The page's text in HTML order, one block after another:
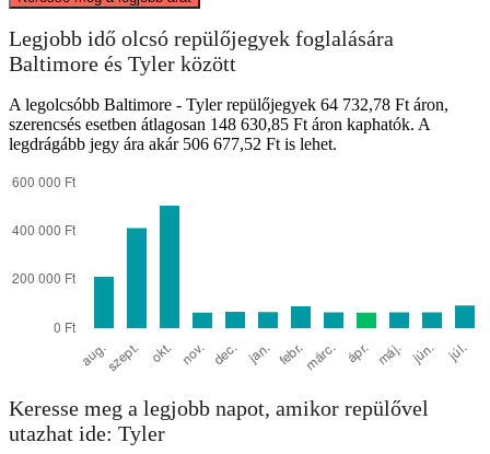
Legjobb idő olcsó repülőjegyek foglalására
Baltimore és Tyler között
A legolcsóbb Baltimore - Tyler repülőjegyek 64 732,78 Ft áron,
szerencsés esetben átlagosan 148 630,85 Ft áron kaphatók. A
legdrágább jegy ára akár 506 677,52 Ft is lehet.
Keresse meg a legjobb napot, amikor repülővel
utazhat ide: Tyler